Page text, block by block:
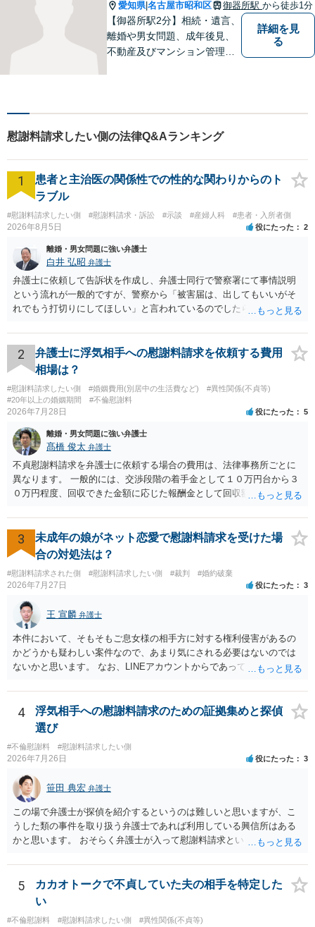
愛知県|名古屋市昭和区 御器所駅 から徒歩1分
【御器所駅2分】相続・遺言、
離婚や男女問題、成年後見、
不動産及びマンション管理な
い、丁寧な説明と迅速な対応
を心がけております。【完全
個室】【法テラス利用可】
詳細を見
る
慰謝料請求したい側の法律Q&Aランキング
1
患者と主治医の関係性での性的な関わりからのト
ラブル
#慰謝料請求したい側 #慰謝料請求・訴訟 #示談 #産婦人科 #患者・入所者側
2026年8月5日 役にたった 2
離婚・男女問題に強い弁護士
白井 弘昭 弁護士
弁護士に依頼して告訴状を作成し、弁護士同行で警察署にて事情説明
という流れが一般的ですが、警察から「被害届は、出してもいいがそ
れでもう打切りにしてほしい」と言われているのでしたら、あまり結
検察庁に訴えるのもありかもしれないですが、実際に捜査をするの
は、結局所轄だと思われますので、やはり結論は変わらないかもしれ
ないです。 一度、最寄りの「刑事に強い」とうたっている弁護士に相
談してみてはいかがでしょうか。 以上、ご参考まで。
2
弁護士に浮気相手への慰謝料請求を依頼する費用
相場は？
#慰謝料請求したい側 #婚姻費用(別居中の生活費など)
#異性関係(不貞等)
#20年以上の婚姻期間
#不倫慰謝料
2026年7月28日 役にたった 5
離婚・男女問題に強い弁護士
髙橋 俊太 弁護士
不貞慰謝料請求を弁護士に依頼する場合の費用は、法律事務所ごとに
異なります。 一般的には、交渉段階の着手金として１０万円台から３
０万円程度、回収できた金額に応じた報酬金として回収額の１０％か
には、追加着手金や日当、実費が発生することもあります。 もっと
も、証拠が十分にあるか、相手方の住所・勤務先が分かるか、慰謝料
額、離婚の有無、交渉で終わるか訴訟まで見込むかによって、費用は
変わり得ます。依頼前に、交渉だけの場合、訴訟になった場合、回収
できなかった場合の費用を確認しておくとよいでしょう。 弁護士選び
では、不貞慰謝料案件の経験が相応にあるか、費用体系が明確か、見
通しを過度に楽観的に言い過ぎないか、質問に具体的に答えてくれる
か、連絡方法（メール、電話、弁護士直接か事務局員を介するかな
ど）や対応スピードが合うかを確認するとよいと思います。いずれに
しましても、弁護士への相談・依頼にあたっては、証拠資料、夫と相
手方の関係、相手方の氏名・住所等、夫婦関係への影響、離婚予定の
有無など事実関係をよく整理して相談されることをお勧めいたしま
す。
3
未成年の娘がネット恋愛で慰謝料請求を受けた場
合の対処法は？
#慰謝料請求された側 #慰謝料請求したい側 #裁判 #婚約破棄
2026年7月27日 役にたった 3
王 宣麟 弁護士
本件において、そもそもご息女様の相手方に対する権利侵害があるの
かどうかも疑わしい案件なので、あまり気にされる必要はないのでは
ないかと思います。 なお、LINEアカウントからであっても、そこに紐
るパターンはありえるものの、本件のような精神的損害が発生したと
明確にいえないような案件において開示がなされる可能性も低いので
はないかと推察します。
4
浮気相手への慰謝料請求のための証拠集めと探偵
選び
#不倫慰謝料 #慰謝料請求したい側
2026年7月26日 役にたった 3
笹田 典宏 弁護士
この場で弁護士が探偵を紹介するというのは難しいと思いますが、こ
うした類の事件を取り扱う弁護士であれば利用している興信所はある
かと思います。 おそらく弁護士が入って慰謝料請求という流れになる
めします。
5
カカオトークで不貞していた夫の相手を特定した
い
#不倫慰謝料 #慰謝料請求したい側 #異性関係(不貞等)